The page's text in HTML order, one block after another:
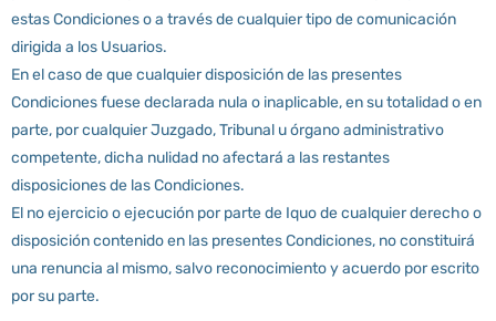
estas Condiciones o a través de cualquier tipo de comunicación
dirigida a los Usuarios.
En el caso de que cualquier disposición de las presentes
Condiciones fuese declarada nula o inaplicable, en su totalidad o en
parte, por cualquier Juzgado, Tribunal u órgano administrativo
competente, dicha nulidad no afectará a las restantes
disposiciones de las Condiciones.
El no ejercicio o ejecución por parte de Iquo de cualquier derecho o
disposición contenido en las presentes Condiciones, no constituirá
una renuncia al mismo, salvo reconocimiento y acuerdo por escrito
por su parte.